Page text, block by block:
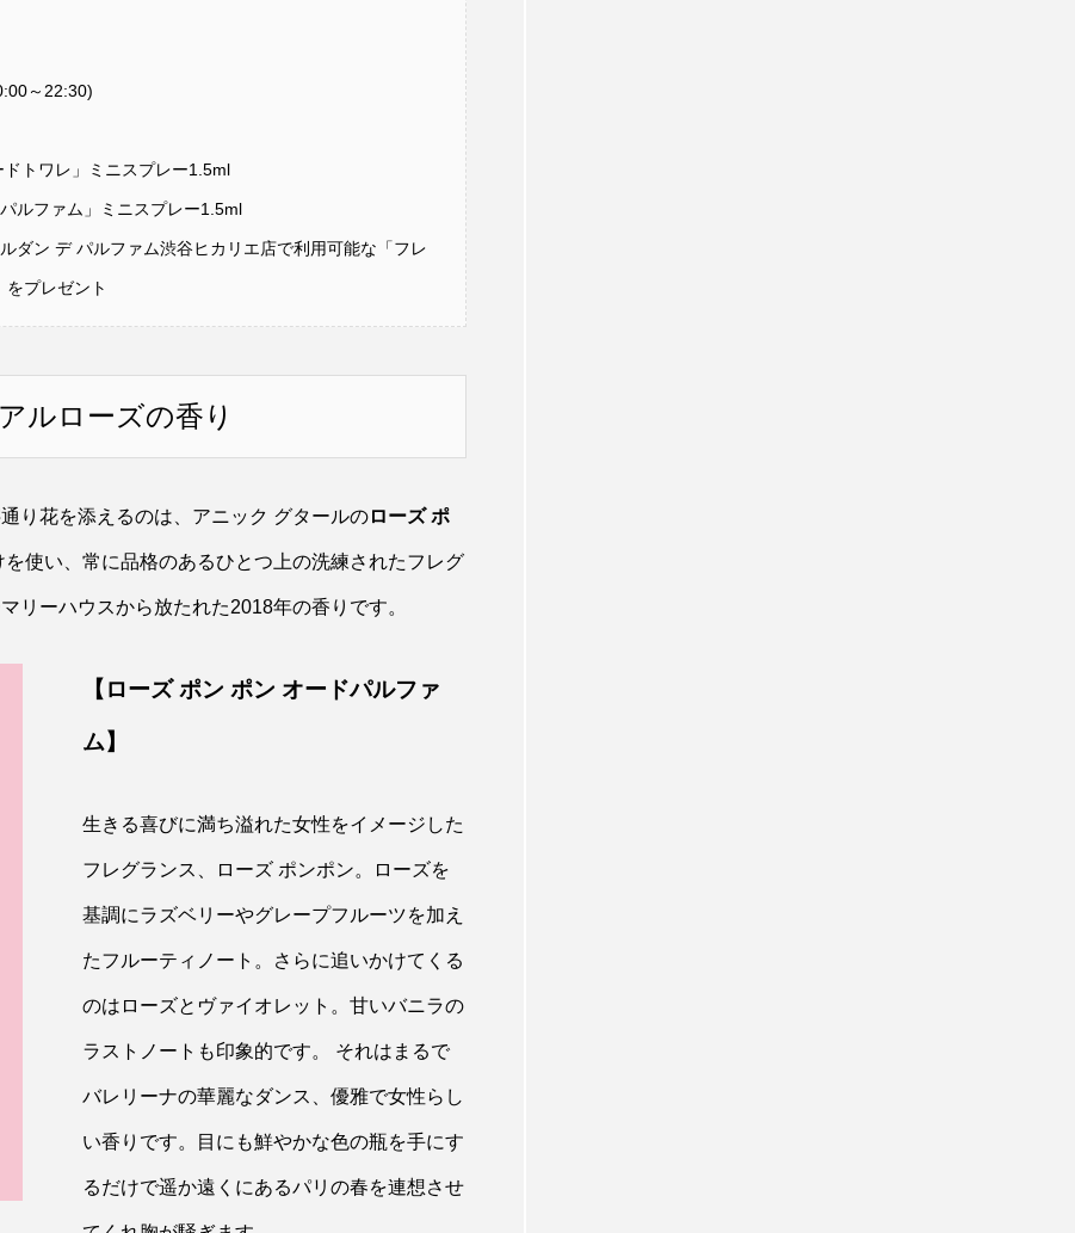
～22:30)
トワレ」ミニスプレー1.5ml
ルファム」ミニスプレー1.5ml
ダン デ パルファム渋谷ヒカリエ店で利用可能な「フレ
プレゼント
ルローズの香り
り花を添えるのは、アニック グタールのローズ ポ
を使い、常に品格のあるひとつ上の洗練されたフレグ
リーハウスから放たれた2018年の香りです。
【ローズ ポン ポン オードパルファ
ム】
生きる喜びに満ち溢れた女性をイメージした
フレグランス、ローズ ポンポン。ローズを
基調にラズベリーやグレープフルーツを加え
たフルーティノート。さらに追いかけてくる
のはローズとヴァイオレット。甘いバニラの
ラストノートも印象的です。 それはまるで
バレリーナの華麗なダンス、優雅で女性らし
い香りです。目にも鮮やかな色の瓶を手にす
るだけで遥か遠くにあるパリの春を連想させ